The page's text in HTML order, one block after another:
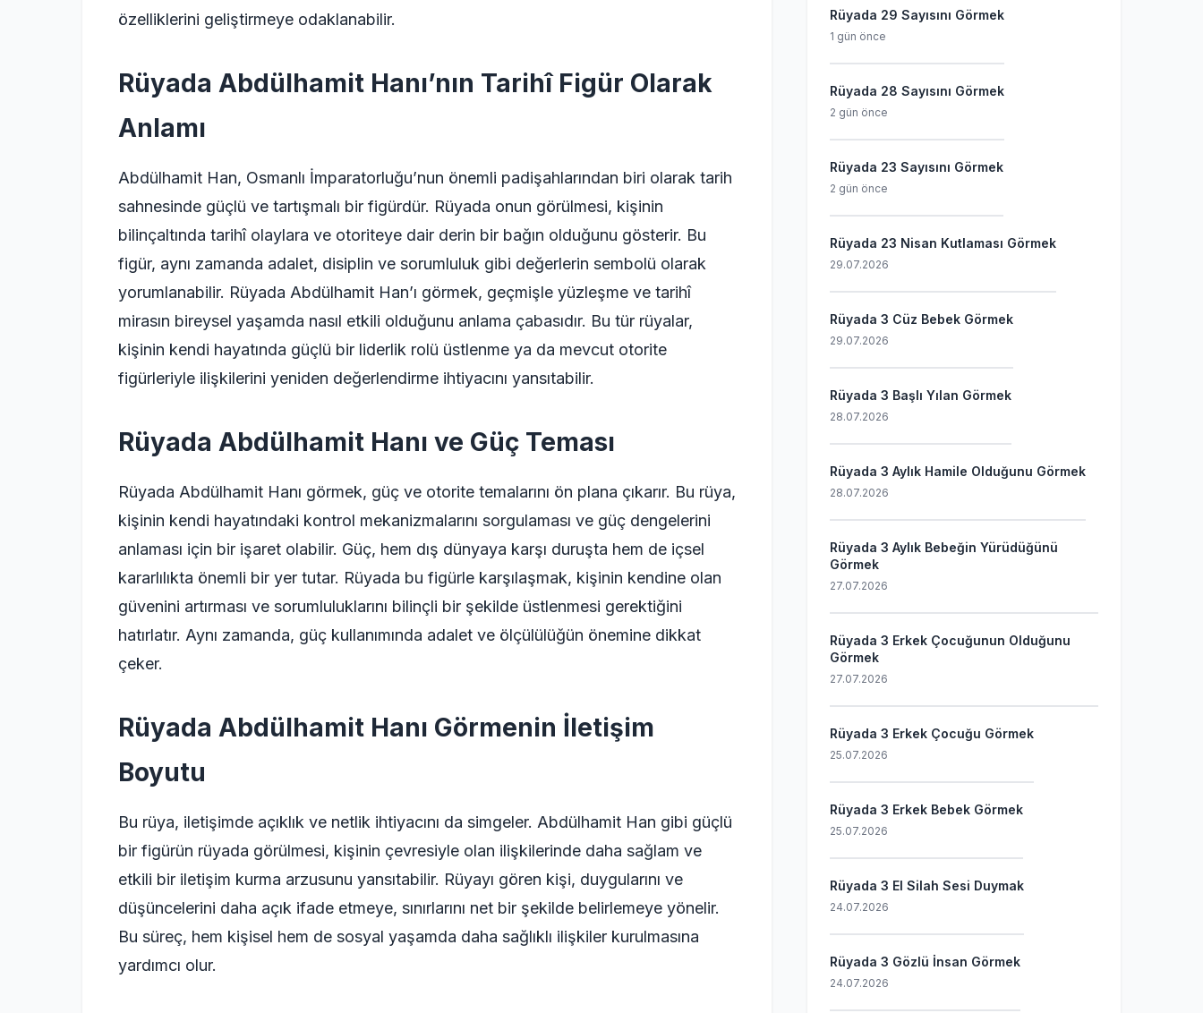
özelliklerini geliştirmeye odaklanabilir.
Rüyada Abdülhamit Hanı’nın Tarihî Figür Olarak
Anlamı
Abdülhamit Han, Osmanlı İmparatorluğu’nun önemli padişahlarından biri olarak tarih
sahnesinde güçlü ve tartışmalı bir figürdür. Rüyada onun görülmesi, kişinin
bilinçaltında tarihî olaylara ve otoriteye dair derin bir bağın olduğunu gösterir. Bu
figür, aynı zamanda adalet, disiplin ve sorumluluk gibi değerlerin sembolü olarak
yorumlanabilir. Rüyada Abdülhamit Han’ı görmek, geçmişle yüzleşme ve tarihî
mirasın bireysel yaşamda nasıl etkili olduğunu anlama çabasıdır. Bu tür rüyalar,
kişinin kendi hayatında güçlü bir liderlik rolü üstlenme ya da mevcut otorite
figürleriyle ilişkilerini yeniden değerlendirme ihtiyacını yansıtabilir.
Rüyada Abdülhamit Hanı ve Güç Teması
Rüyada Abdülhamit Hanı görmek, güç ve otorite temalarını ön plana çıkarır. Bu rüya,
kişinin kendi hayatındaki kontrol mekanizmalarını sorgulaması ve güç dengelerini
anlaması için bir işaret olabilir. Güç, hem dış dünyaya karşı duruşta hem de içsel
kararlılıkta önemli bir yer tutar. Rüyada bu figürle karşılaşmak, kişinin kendine olan
güvenini artırması ve sorumluluklarını bilinçli bir şekilde üstlenmesi gerektiğini
hatırlatır. Aynı zamanda, güç kullanımında adalet ve ölçülülüğün önemine dikkat
çeker.
Rüyada Abdülhamit Hanı Görmenin İletişim
Boyutu
Bu rüya, iletişimde açıklık ve netlik ihtiyacını da simgeler. Abdülhamit Han gibi güçlü
bir figürün rüyada görülmesi, kişinin çevresiyle olan ilişkilerinde daha sağlam ve
etkili bir iletişim kurma arzusunu yansıtabilir. Rüyayı gören kişi, duygularını ve
düşüncelerini daha açık ifade etmeye, sınırlarını net bir şekilde belirlemeye yönelir.
Bu süreç, hem kişisel hem de sosyal yaşamda daha sağlıklı ilişkiler kurulmasına
yardımcı olur.
Rüyada 29 Sayısını Görmek
1 gün önce
Rüyada 28 Sayısını Görmek
2 gün önce
Rüyada 23 Sayısını Görmek
2 gün önce
Rüyada 23 Nisan Kutlaması Görmek
29.07.2026
Rüyada 3 Cüz Bebek Görmek
29.07.2026
Rüyada 3 Başlı Yılan Görmek
28.07.2026
Rüyada 3 Aylık Hamile Olduğunu Görmek
28.07.2026
Rüyada 3 Aylık Bebeğin Yürüdüğünü
Görmek
27.07.2026
Rüyada 3 Erkek Çocuğunun Olduğunu
Görmek
27.07.2026
Rüyada 3 Erkek Çocuğu Görmek
25.07.2026
Rüyada 3 Erkek Bebek Görmek
25.07.2026
Rüyada 3 El Silah Sesi Duymak
24.07.2026
Rüyada 3 Gözlü İnsan Görmek
24.07.2026